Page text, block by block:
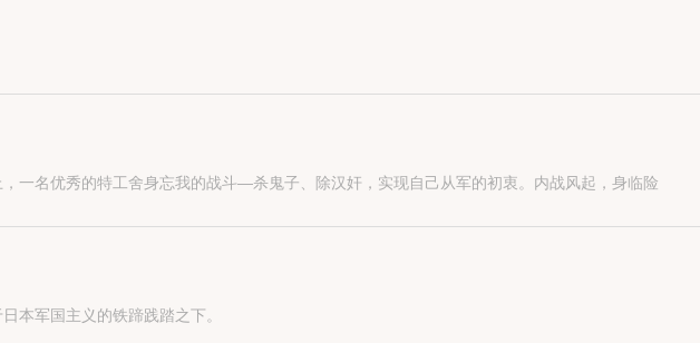
一名优秀的特工舍身忘我的战斗—杀鬼子、除汉奸，实现自己从军的初衷。内战风起，身临险
本军国主义的铁蹄践踏之下。